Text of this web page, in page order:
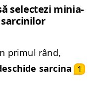
selectezi minia­
primul rând,
sarci­na
1